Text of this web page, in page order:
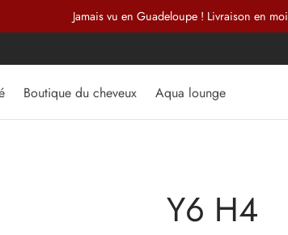
Jamais vu en Guadeloupe ! Livraison en
Boutique du cheveux Aqua lounge
Y6 H4